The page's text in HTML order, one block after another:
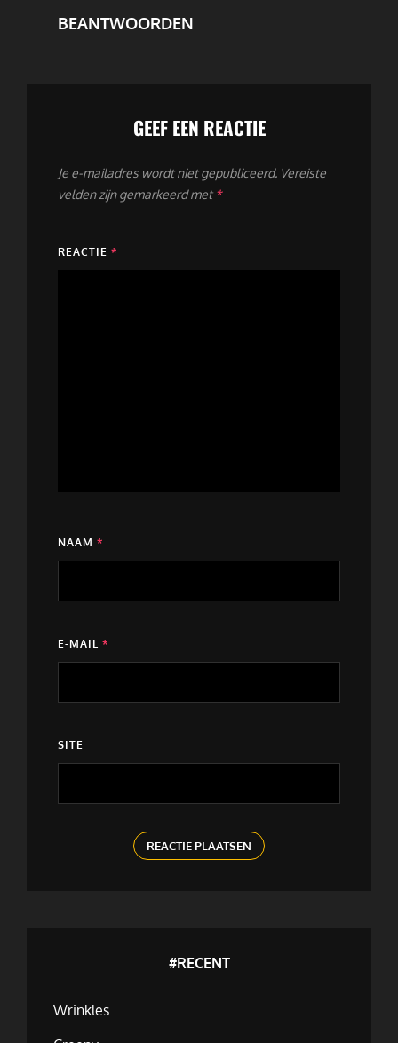
BEANTWOORDEN
GEEF EEN REACTIE
Je e-mailadres wordt niet gepubliceerd. Vereiste
velden zijn gemarkeerd met *
REACTIE *
NAAM *
E-MAIL *
SITE
#RECENT
Wrinkles